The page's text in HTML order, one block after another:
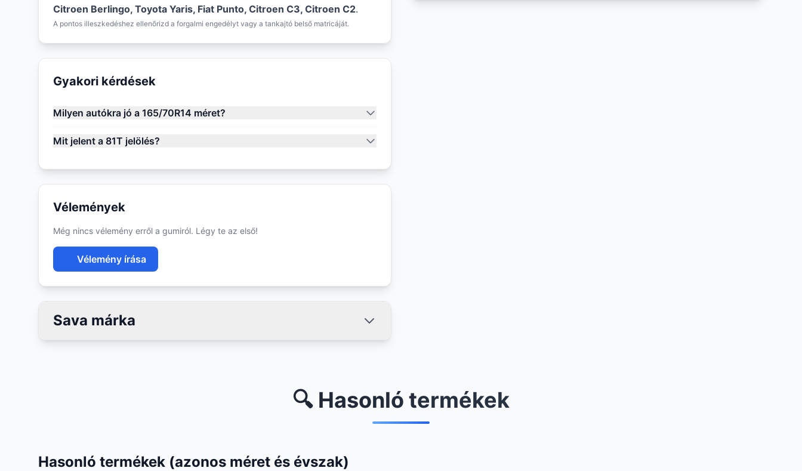
Citroen Berlingo, Toyota Yaris, Fiat Punto, Citroen C3, Citroen C2.
A pontos illeszkedéshez ellenőrizd a forgalmi engedélyt vagy a tankajtó belső matricáját.
Gyakori kérdések
Milyen autókra jó a 165/70R14 méret?
Mit jelent a 81T jelölés?
Vélemények
Még nincs vélemény erről a gumiról. Légy te az első!
Vélemény írása
Sava márka
🔍 Hasonló termékek
Hasonló termékek (azonos méret és évszak)